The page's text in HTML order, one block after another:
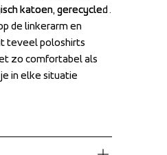
katoen, gerecycled
de linkerarm en
teveel poloshirts
zo comfortabel als
in elke situatie
katoen, gerecycled
de linkerarm en
teveel poloshirts
zo comfortabel als
in elke situatie